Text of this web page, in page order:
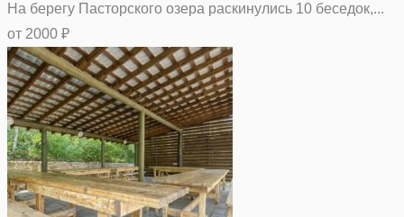
На берегу Пасторского озера раскинулись 10 беседок,...
от 2000 ₽